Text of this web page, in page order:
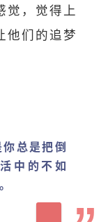
，觉得上
他们的追梦
总是把倒
中的不如